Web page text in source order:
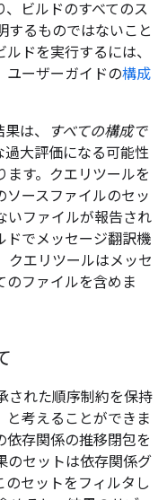
ビルドのすべてのス
するものではないこと
ドを実行するには、
ユーザーガイドの構成
は、
すべての構成で
過大評価になる可能性
ます。クエリツールを
ソースファイルのセッ
いファイルが報告され
ドでメッセージ翻訳機
クエリツールはメッセ
のファイルを含めま
された順序制約を保持
と考えることができま
依存関係の推移閉包を
のセットは依存関係グ
のセットをフィルタし